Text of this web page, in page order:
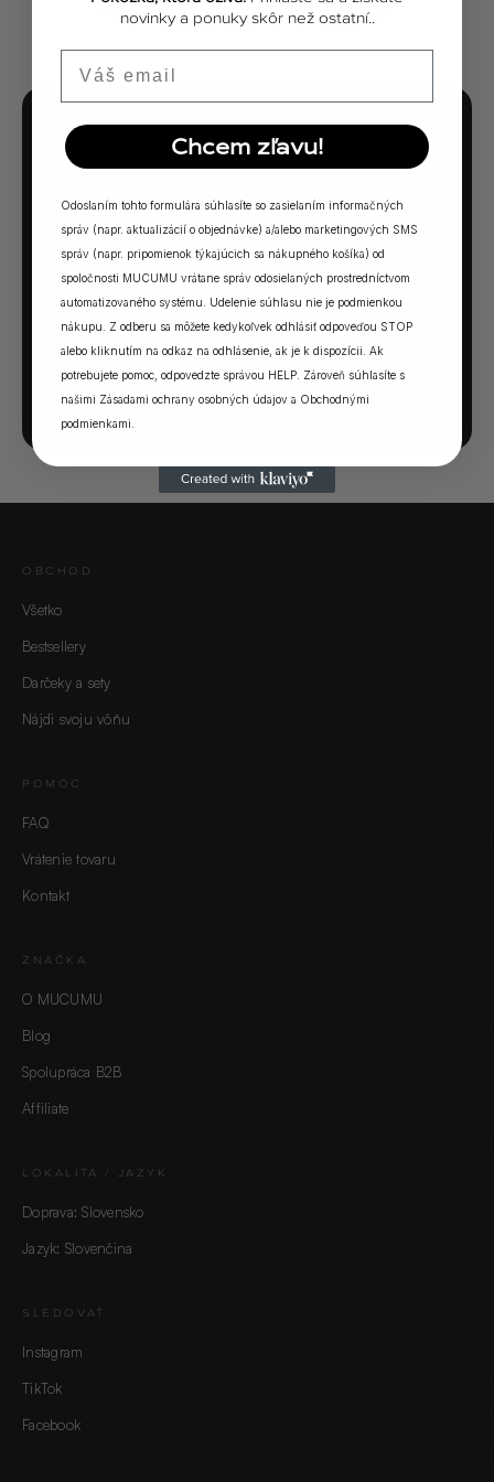
MUCUMU KVÍZ
Ktorá vôňa Vám
sadne?
5 otázok. Jedna odpoveď. Vaša ideálna MUCUMU
vôňa.
SPUSTIŤ KVÍZ →
OBCHOD
Všetko
Bestsellery
Darčeky a sety
Nájdi svoju vôňu
POMOC
FAQ
Vrátenie tovaru
Kontakt
ZNAČKA
O MUCUMU
Blog
Spolupráca B2B
Affiliate
LOKALITA / JAZYK
Doprava: Slovensko
Jazyk: Slovenčina
SLEDOVAŤ
Instagram
TikTok
Facebook
novinky a ponuky skôr než ostatní..
Chcem zľavu!
Odoslaním tohto formulára súhlasíte so zasielaním informačných
správ (napr. aktualizácií o objednávke) a/alebo marketingových SMS
správ (napr. pripomienok týkajúcich sa nákupného košíka) od
spoločnosti MUCUMU vrátane správ odosielaných prostredníctvom
automatizovaného systému. Udelenie súhlasu nie je podmienkou
nákupu. Z odberu sa môžete kedykoľvek odhlásiť odpoveďou STOP
alebo kliknutím na odkaz na odhlásenie, ak je k dispozícii. Ak
potrebujete pomoc, odpovedzte správou HELP. Zároveň súhlasíte s
našimi Zásadami ochrany osobných údajov a Obchodnými
podmienkami